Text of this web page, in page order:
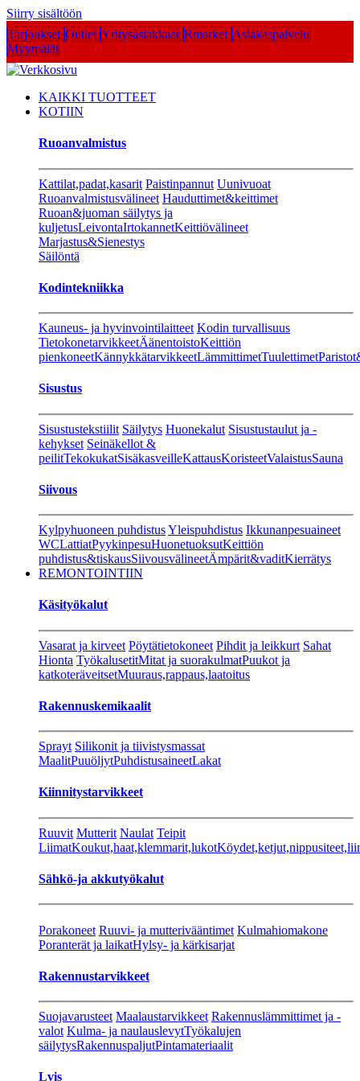
Siirry sisältöön
Tarjoukset Outlet Yritysasiakkaat Rmarket Asiakaspalvelu
Myymälät
KAIKKI TUOTTEET
KOTIIN
Ruoanvalmistus
Kattilat,padat,kasarit Paistinpannut Uunivuoat
Ruoanvalmistusvälineet Hauduttimet&keittimet
Ruoan&juoman säilytys ja
kuljetusLeivontaIrtokannetKeittiövälineet
Marjastus&Sienestys
Säilöntä
Kodintekniikka
Kauneus- ja hyvinvointilaitteet Kodin turvallisuus
TietokonetarvikkeetÄänentoistoKeittiön
pienkoneetKännykkätarvikkeetLämmittimetTuulettimet
Sisustus
Sisustustekstiilit Säilytys Huonekalut Sisustustaulut ja -
kehykset Seinäkellot &
peilitTekokukatSisäkasveilleKattausKoristeetValaistusSauna
Siivous
Kylpyhuoneen puhdistusYleispuhdistus Ikkunanpesuaineet
WCLattiatPyykinpesuHuonetuoksutKeittiön
puhdistus&tiskausSiivousvälineetÄmpärit&vaditKierrätys
REMONTOINTIIN
Käsityökalut
Vasarat ja kirveet Pöytätietokoneet Pihdit ja leikkurt Sahat
Hionta TyökalusetitMitat ja suorakulmatPuukot ja
katkoteräveitsetMuuraus,rappaus,laatoitus
Rakennuskemikaalit
Sprayt Silikonit ja tiivistysmassat
MaalitPuuöljytPuhdistusaineetLakat
Kiinnitystarvikkeet
Ruuvit Mutterit Naulat Teipit
LiimatKoukut,haat,klemmarit,lukot
Sähkö-ja akkutyökalut
Porakoneet Ruuvi- ja mutterivääntimet Kulmahiomakone
Poranterät ja laikatHylsy- ja kärkisarjat
Rakennustarvikkeet
Suojavarusteet Maalaustarvikkeet Rakennuslämmittimet ja -
valot Kulma- ja naulauslevytTyökalujen
säilytysRakennuspaljutPintamateriaalit
Lvis